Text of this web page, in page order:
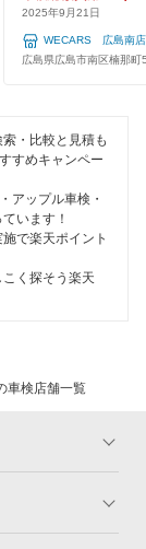
2025年9月21日
WECARS 広島南店
広島県広島市南区楠那町
・比較と見積も
すめキャンペー
アップル車検・
います！
で楽天ポイント
く探そう楽天
車検店舗一覧